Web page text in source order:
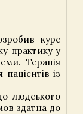
курс
практику у
Терапія
із
людського
здатна до